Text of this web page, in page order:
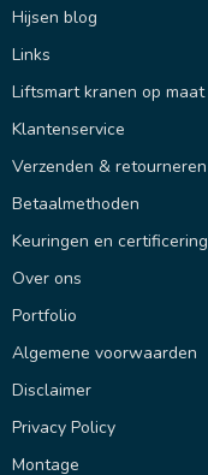
Hijsen blog
Links
Liftsmart kranen op maat
Klantenservice
Verzenden & retourneren
Betaalmethoden
Keuringen en certificering
Over ons
Portfolio
Algemene voorwaarden
Disclaimer
Privacy Policy
Montage